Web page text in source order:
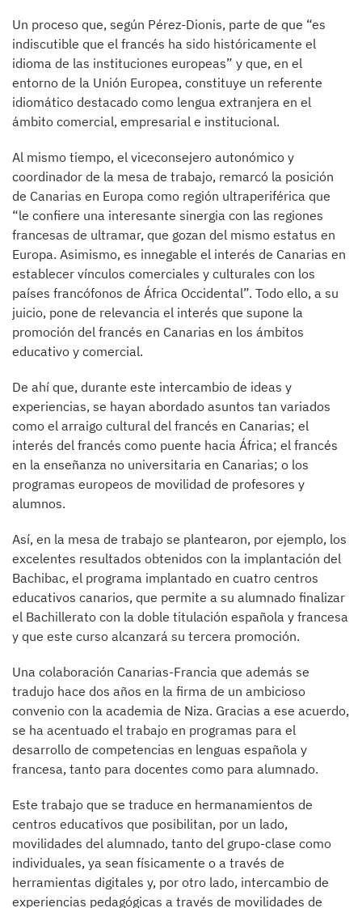
Un proceso que, según Pérez-Dionis, parte de que “es
indiscutible que el francés ha sido históricamente el
idioma de las instituciones europeas” y que, en el
entorno de la Unión Europea, constituye un referente
idiomático destacado como lengua extranjera en el
ámbito comercial, empresarial e institucional.
Al mismo tiempo, el viceconsejero autonómico y
coordinador de la mesa de trabajo, remarcó la posición
de Canarias en Europa como región ultraperiférica que
“le confiere una interesante sinergia con las regiones
francesas de ultramar, que gozan del mismo estatus en
Europa. Asimismo, es innegable el interés de Canarias en
establecer vínculos comerciales y culturales con los
países francófonos de África Occidental”. Todo ello, a su
juicio, pone de relevancia el interés que supone la
promoción del francés en Canarias en los ámbitos
educativo y comercial.
De ahí que, durante este intercambio de ideas y
experiencias, se hayan abordado asuntos tan variados
como el arraigo cultural del francés en Canarias; el
interés del francés como puente hacia África; el francés
en la enseñanza no universitaria en Canarias; o los
programas europeos de movilidad de profesores y
alumnos.
Así, en la mesa de trabajo se plantearon, por ejemplo, los
excelentes resultados obtenidos con la implantación del
Bachibac, el programa implantado en cuatro centros
educativos canarios, que permite a su alumnado finalizar
el Bachillerato con la doble titulación española y francesa
y que este curso alcanzará su tercera promoción.
Una colaboración Canarias-Francia que además se
tradujo hace dos años en la firma de un ambicioso
convenio con la academia de Niza. Gracias a ese acuerdo,
se ha acentuado el trabajo en programas para el
desarrollo de competencias en lenguas española y
francesa, tanto para docentes como para alumnado.
Este trabajo que se traduce en hermanamientos de
centros educativos que posibilitan, por un lado,
movilidades del alumnado, tanto del grupo-clase como
individuales, ya sean físicamente o a través de
herramientas digitales y, por otro lado, intercambio de
experiencias pedagógicas a través de movilidades de